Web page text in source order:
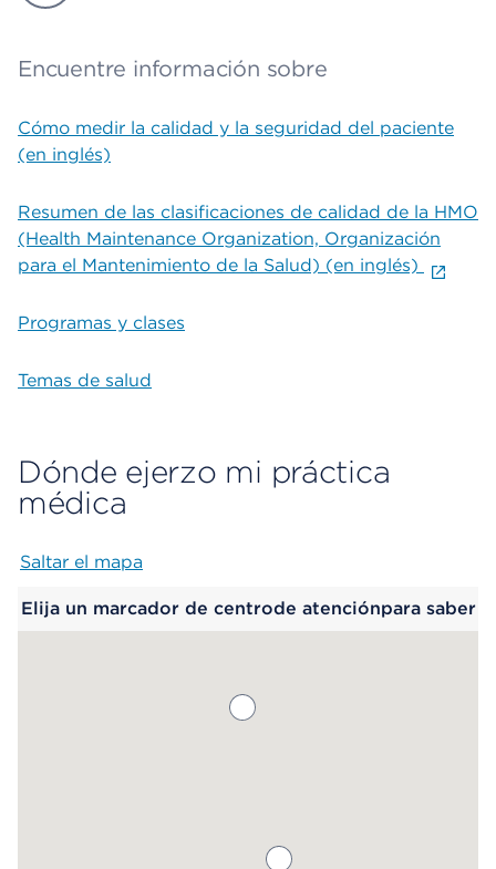
Encuentre información sobre
Cómo medir la calidad y la seguridad del paciente
(en inglés)
Resumen de las clasificaciones de calidad de la HMO
(Health Maintenance Organization, Organización
para el Mantenimiento de la Salud) (en inglés)
Programas y clases
Temas de salud
Dónde ejerzo mi práctica
médica
Saltar el mapa
Elija un marcador de centrode atenciónpara saber